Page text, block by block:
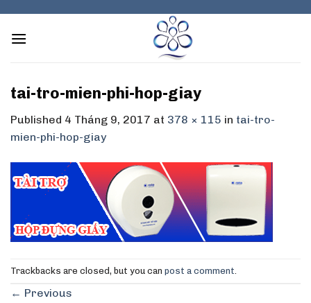
content
tai-tro-mien-phi-hop-giay
Published 4 Tháng 9, 2017 at 378 × 115 in tai-tro-
mien-phi-hop-giay
Trackbacks are closed, but you can post a comment
← Previous